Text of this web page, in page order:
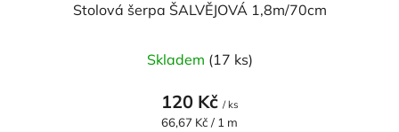
Stolová šerpa ŠALVĚJOVÁ 1,8m/70cm
Skladem (17 ks)
120 Kč / ks
Měrná
66,67 Kč / 1 m